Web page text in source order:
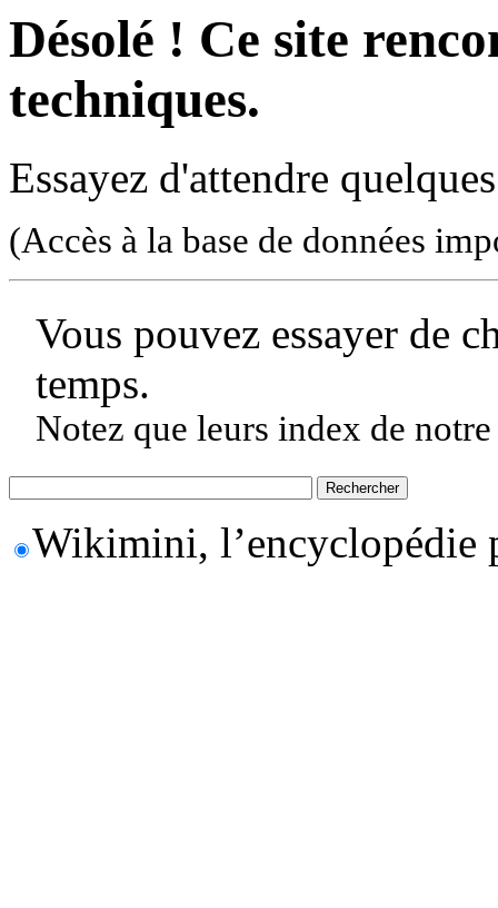
Désolé ! Ce site
techniques.
Essayez d'attendre
(Accès à la base de données
Vous pouvez essayer de
temps.
Notez que leurs index de
Wikimini, l’encyclopédie